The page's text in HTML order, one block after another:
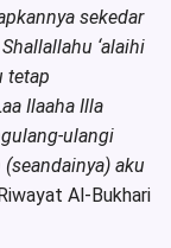
sekedar
‘alaihi
tetap
Ilaaha Illa
ulangi
aku
Al-Bukhari